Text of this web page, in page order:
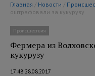
Главная / Новости /
оштрафовали за кукурузу
Происшествия
Фермера из
кукурузу
17:48 28.08.2017